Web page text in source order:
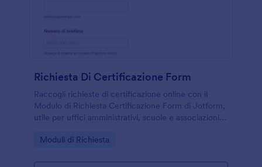
Richiesta Di Certificazione Form
Raccogli richieste di certificazione online con il
Modulo di Richiesta Certificazione Form di Jotform,
utile per uffici amministrativi, scuole e associazioni
ogni risposta.
Go to Category:
Moduli di Richiesta